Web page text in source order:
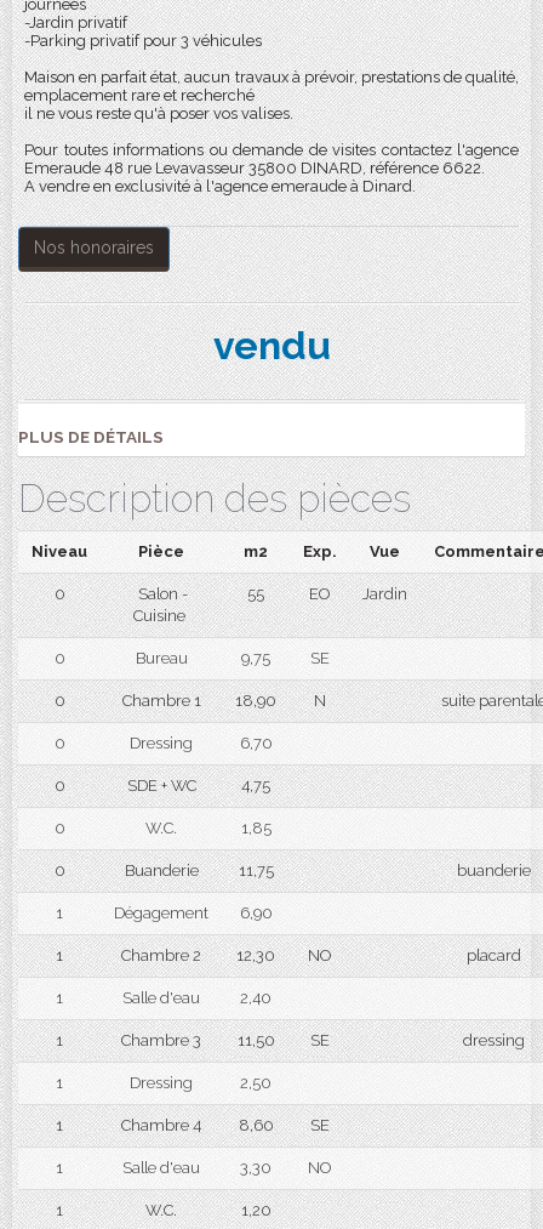
journées
-Jardin privatif
-Parking privatif pour 3 véhicules
Maison en parfait état, aucun travaux à prévoir, prestations de qualité,
emplacement rare et recherché
il ne vous reste qu'à poser vos valises.
Pour toutes informations ou demande de visites contactez l'agence
Emeraude 48 rue Levavasseur 35800 DINARD, référence 6622.
A vendre en exclusivité à l'agence emeraude à Dinard.
Nos honoraires
vendu
PLUS DE DÉTAILS
Description des pièces
Niveau Pièce m2 Exp. Vue
0
Salon -
Cuisine
55 EO Jardin
0 Bureau 9,75 SE
0 Chambre 1 18,90 N suite
0 Dressing 6,70
0 SDE + WC 4,75
0 W.C. 1,85
0 Buanderie 11,75 buanderie
1 Dégagement 6,90
1 Chambre 2 12,30 NO placard
1 Salle d'eau 2,40
1 Chambre 3 11,50 SE dressing
1 Dressing 2,50
1 Chambre 4 8,60 SE
1 Salle d'eau 3,30 NO
1 W.C. 1,20